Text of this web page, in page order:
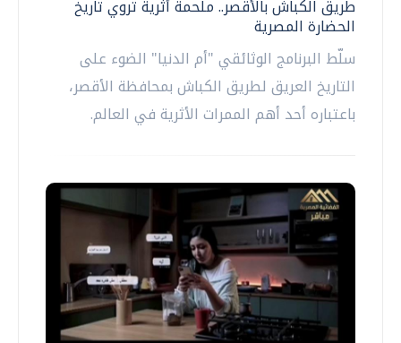
طريق الكباش بالأقصر.. ملحمة أثرية تروي تاريخ
الحضارة المصرية
سلّط البرنامج الوثائقي "أم الدنيا" الضوء على
التاريخ العريق لطريق الكباش بمحافظة الأقصر،
باعتباره أحد أهم الممرات الأثرية في العالم.